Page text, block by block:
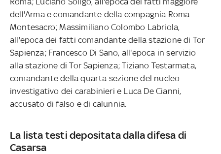
dell'Arma e comandante della compagnia Roma
Montesacro; Massimiliano Colombo Labriola,
all'epoca dei fatti comandante della stazione di Tor
Sapienza; Francesco Di Sano, all'epoca in servizio
alla stazione di Tor Sapienza; Tiziano Testarmata,
comandante della quarta sezione del nucleo
investigativo dei carabinieri e Luca De Cianni,
accusato di falso e di calunnia.
La lista testi depositata dalla difesa di
Casarsa